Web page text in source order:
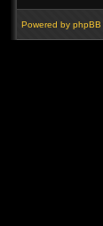
Powered by phpBB